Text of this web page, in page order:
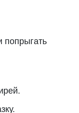
попрыгать